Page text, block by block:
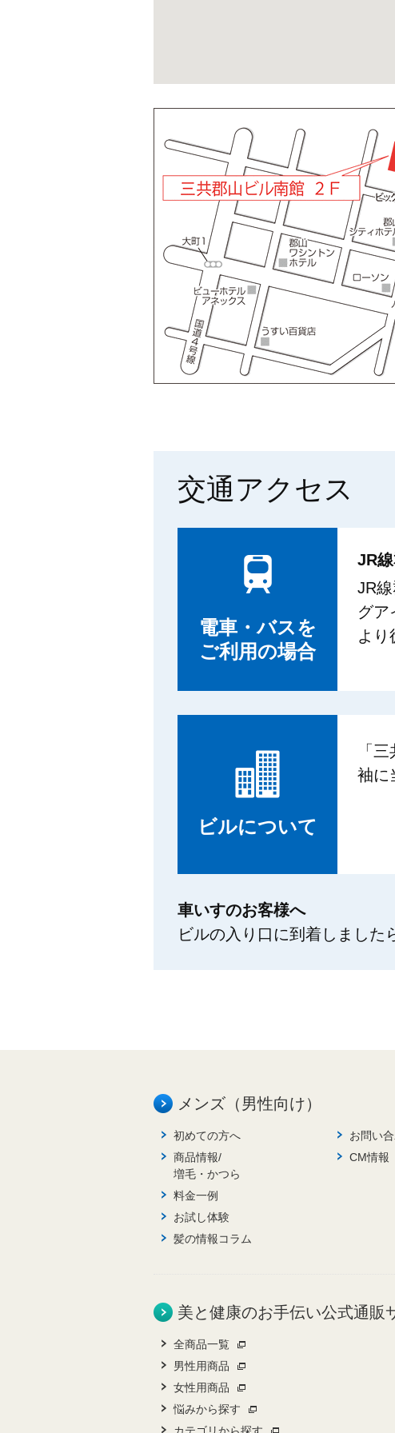
交通アクセス
電車・バスを
ご利用の場合
JR
JR
グア
より
ビルについて
「
袖に
車いすのお客様へ
ビルの入り口に到着しました
メンズ（男性向け）
初めての方へ
商品情報/
増毛・かつら
料金一例
お試し体験
髪の情報コラム
お問い
CM情報
美と健康のお手伝い公式通販
全商品一覧
男性用商品
女性用商品
悩みから探す